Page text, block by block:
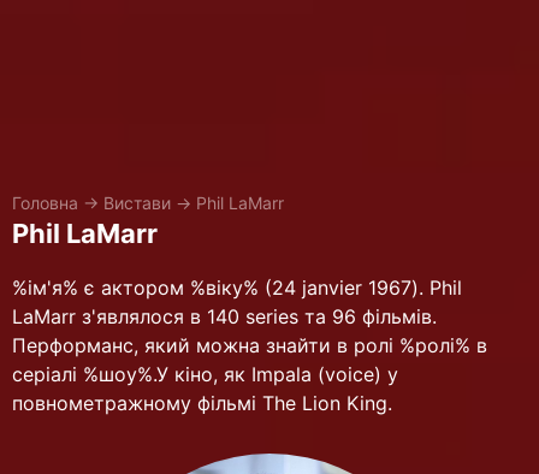
Головна → Вистави → Phil LaMarr
Phil LaMarr
%ім'я% є актором %віку% (24 janvier 1967). Phil
LaMarr з'являлося в 140 series та 96 фільмів.
Перформанс, який можна знайти в ролі %ролі% в
серіалі %шоу%.У кіно, як Impala (voice) у
повнометражному фільмі The Lion King.